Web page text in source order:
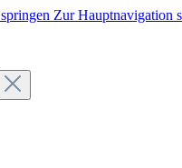
Zur Hauptnavigation